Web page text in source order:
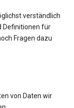
verständlich
Definitionen für
Fragen dazu
von Daten wir